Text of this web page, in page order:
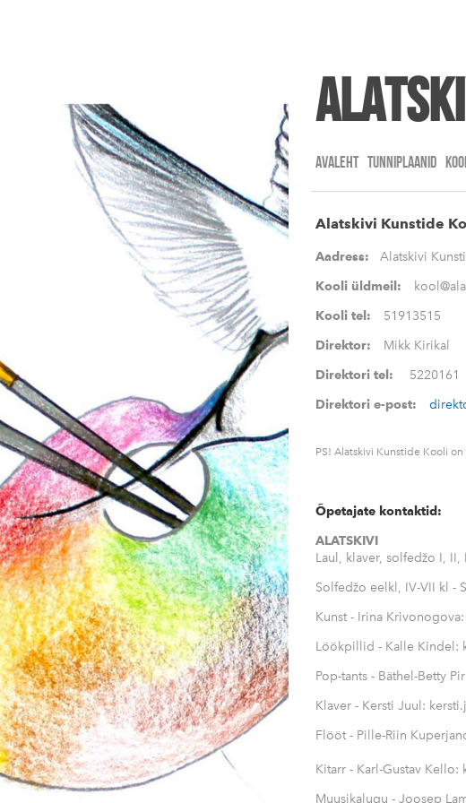
AVALEHT TUNNIPLAANID
Alatskivi Kunstide
Aadress: Alatskivi
Kooli üldmeil:
Kooli tel: 51913515
Direktor: Mikk Kirikal
Direktori tel: 5220161
Direktori e-post:
PS! Alatskivi Kunstide Kooli
Õpetajate kontaktid:
ALATSKIVI
Laul, klaver, solfedžo I,
Solfedžo eelkl, IV-VII kl -
Kunst - Irina
Löökpillid - Kalle Kindel:
Pop-tants - Bäthel-Betty
Klaver - Kersti Juul:
Flööt - Pille-Riin
Kitarr - Karl-Gustav Kello:
Muusikalugu - Joosep